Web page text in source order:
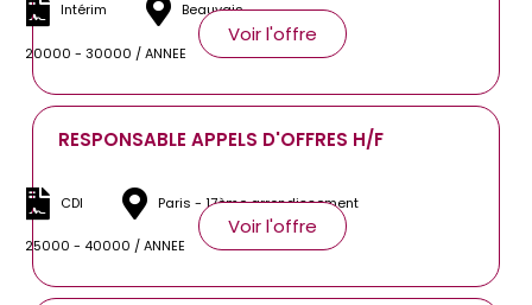
Intérim Beauvais
20000 - 30000 / ANNEE
Voir l'offre
RESPONSABLE APPELS D'OFFRES H/F
CDI Paris - 17ème arrondissement
25000 - 40000 / ANNEE
Voir l'offre